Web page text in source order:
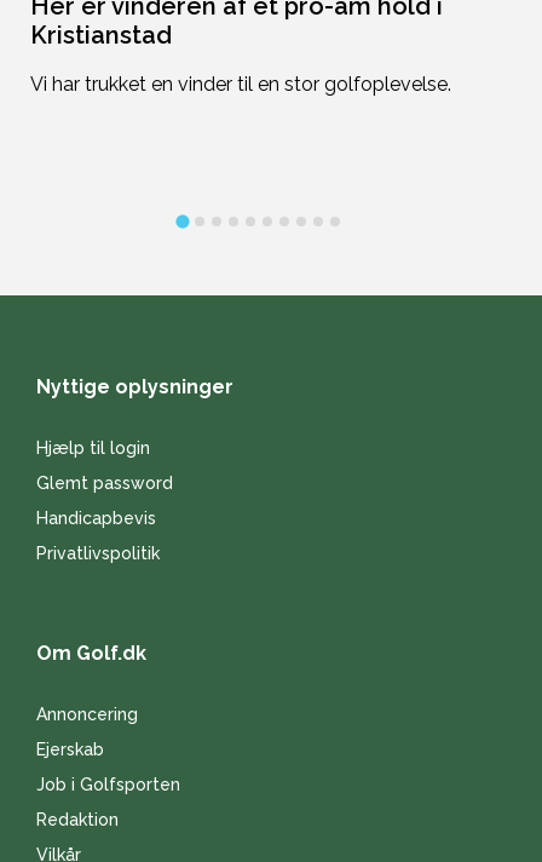
Her er vinderen af et pro-am hold i
Kristianstad
Vi har trukket en vinder til en stor golfoplevelse.
Nyttige oplysninger
Hjælp til login
Glemt password
Handicapbevis
Privatlivspolitik
Om Golf.dk
Annoncering
Ejerskab
Job i Golfsporten
Redaktion
Vilkår